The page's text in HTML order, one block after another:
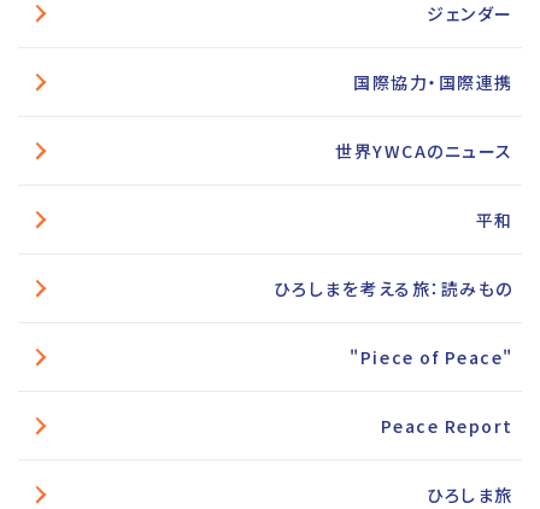
ジェンダー
国際協力・国際連携
世界YWCAのニュース
平和
ひろしまを考える旅：読みもの
"Piece of Peace"
Peace Report
ひろしま旅